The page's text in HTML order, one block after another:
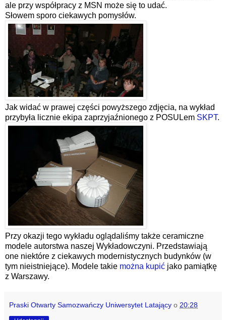
ale przy współpracy z MSN może się to udać.
Słowem sporo ciekawych pomysłów.
Jak widać w prawej części powyższego zdjęcia, na wykład
przybyła licznie ekipa zaprzyjaźnionego z POSULem SKPT.
Przy okazji tego wykładu oglądaliśmy także ceramiczne
modele autorstwa naszej Wykładowczyni. Przedstawiają
one niektóre z ciekawych modernistycznych budynków (w
tym nieistniejące). Modele takie można kupić jako pamiątkę
z Warszawy.
Praski Otwarty Samozwańczy Uniwersytet Latający o 20:28